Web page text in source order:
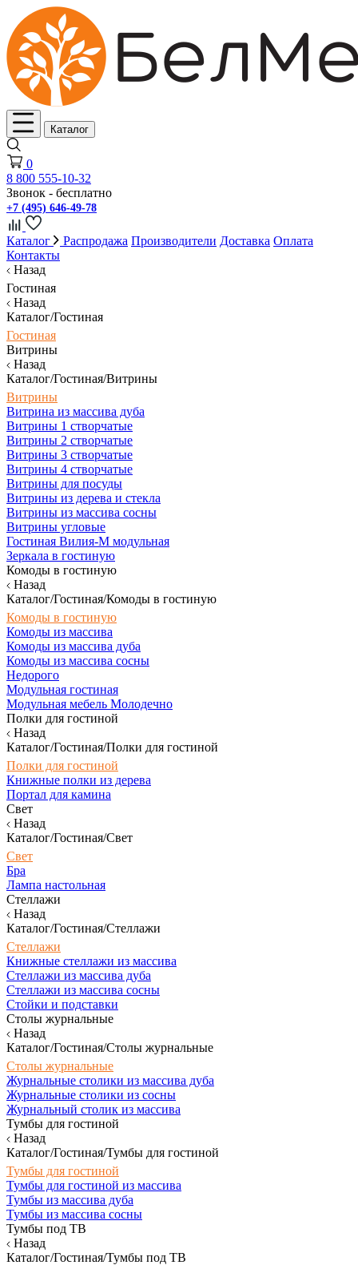
Каталог
0
8 800 555-10-32
Звонок - бесплатно
+7 (495) 646-49-78
Каталог Распродажа Производители Доставка Оплата
Контакты
Назад
Гостиная
Назад
Каталог/Гостиная
Гостиная
Витрины
Назад
Каталог/Гостиная/Витрины
Витрины
Витрина из массива дуба
Витрины 1 створчатые
Витрины 2 створчатые
Витрины 3 створчатые
Витрины 4 створчатые
Витрины для посуды
Витрины из дерева и стекла
Витрины из массива сосны
Витрины угловые
Гостиная Вилия-М модульная
Зеркала в гостиную
Комоды в гостиную
Назад
Каталог/Гостиная/Комоды в гостиную
Комоды в гостиную
Комоды из массива
Комоды из массива дуба
Комоды из массива сосны
Недорого
Модульная гостиная
Модульная мебель Молодечно
Полки для гостиной
Назад
Каталог/Гостиная/Полки для гостиной
Полки для гостиной
Книжные полки из дерева
Портал для камина
Свет
Назад
Каталог/Гостиная/Свет
Свет
Бра
Лампа настольная
Стеллажи
Назад
Каталог/Гостиная/Стеллажи
Стеллажи
Книжные стеллажи из массива
Стеллажи из массива дуба
Стеллажи из массива сосны
Стойки и подставки
Столы журнальные
Назад
Каталог/Гостиная/Столы журнальные
Столы журнальные
Журнальные столики из массива дуба
Журнальные столики из сосны
Журнальный столик из массива
Тумбы для гостиной
Назад
Каталог/Гостиная/Тумбы для гостиной
Тумбы для гостиной
Тумбы для гостиной из массива
Тумбы из массива дуба
Тумбы из массива сосны
Тумбы под ТВ
Назад
Каталог/Гостиная/Тумбы под ТВ